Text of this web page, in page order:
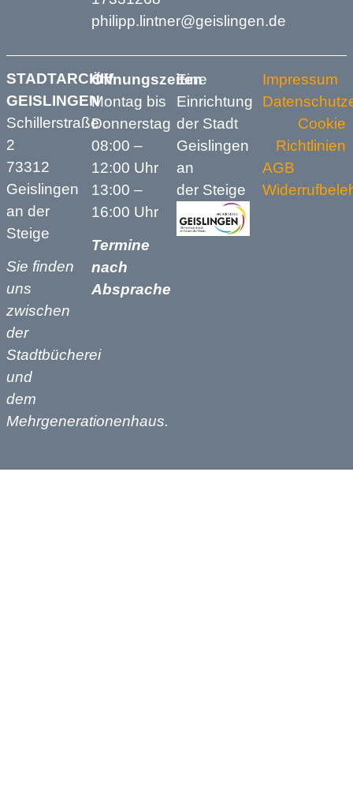
philipp.lintner@geislingen.de
STADTARCHIV
GEISLINGEN
Schillerstraße
2
73312
Geislingen
an der
Steige
Sie finden
uns
zwischen
der
Stadtbücherei
und
dem
Mehrgenerationenhaus.
Öffnungszeiten
Montag bis
Donnerstag
08:00 –
12:00 Uhr
13:00 –
16:00 Uhr
Termine
nach
Absprache
Eine
Einrichtung
der Stadt
Geislingen
an
der Steige
Impressum
Cookie
Richtlinien
AGB